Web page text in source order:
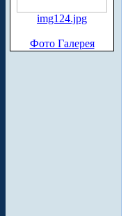
img124.jpg
Фото Галерея